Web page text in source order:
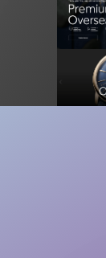
Art-detailing